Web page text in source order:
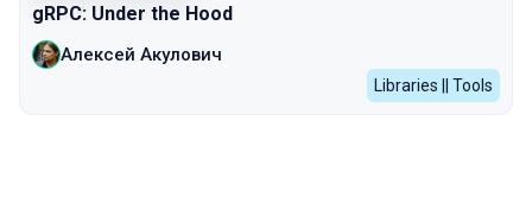
gRPC: Under the Hood
Алексей Акулович
Libraries || Tools